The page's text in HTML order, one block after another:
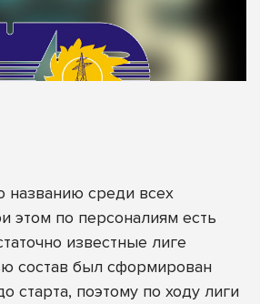
названию среди всех
этом по персоналиям есть
известные лиге
состав был сформирован
старта, поэтому по ходу лиги